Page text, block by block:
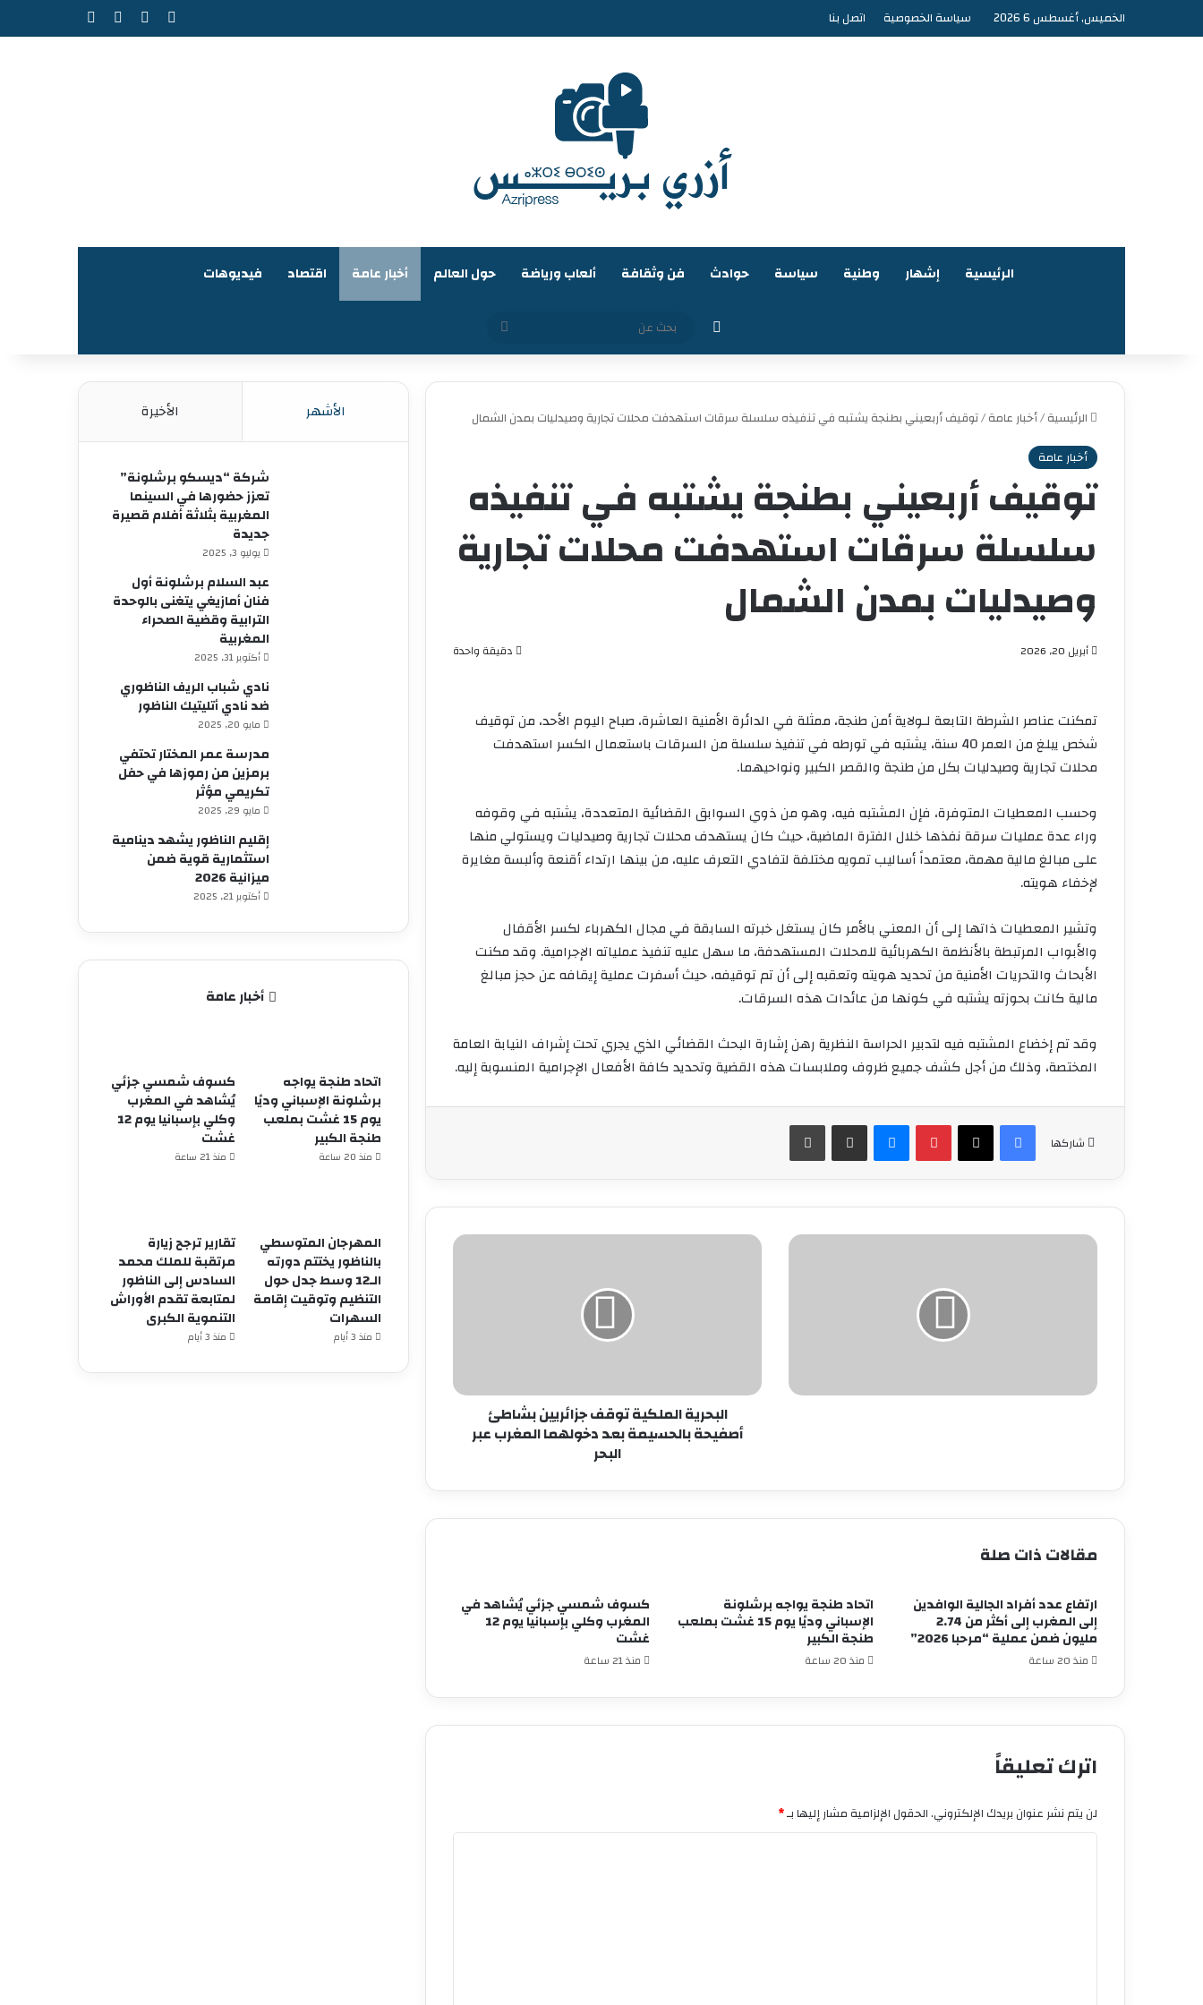
الخميس, أغسطس 6 2026 سياسة الخصوصية اتصل بنا فيسبوك ‫YouTube
الرئيسية إشهار وطنية سياسة حوادث فن وثقافة ألعاب ورياضة حول العالم أخبار عامة اقتصاد فيديوهات
الوضع المظلم
عن
الرئيسية/أخبار عامة/توقيف أربعيني بطنجة يشتبه في تنفيذه سلسلة سرقات استهدفت محلات تجارية وصيدليات بمدن الشمال
أخبار عامة
توقيف أربعيني بطنجة يشتبه في تنفيذه
سلسلة سرقات استهدفت محلات تجارية
وصيدليات بمدن الشمال
أبريل 20, 2026 دقيقة واحدة
تمكنت عناصر الشرطة التابعة لـولاية أمن طنجة، ممثلة في الدائرة الأمنية العاشرة، صباح اليوم الأحد، من توقيف
شخص يبلغ من العمر 40 سنة، يشتبه في تورطه في تنفيذ سلسلة من السرقات باستعمال الكسر استهدفت
محلات تجارية وصيدليات بكل من طنجة والقصر الكبير ونواحيهما.
وحسب المعطيات المتوفرة، فإن المشتبه فيه، وهو من ذوي السوابق القضائية المتعددة، يشتبه في وقوفه
وراء عدة عمليات سرقة نفذها خلال الفترة الماضية، حيث كان يستهدف محلات تجارية وصيدليات ويستولي منها
على مبالغ مالية مهمة، معتمداً أساليب تمويه مختلفة لتفادي التعرف عليه، من بينها ارتداء أقنعة وألبسة مغايرة
لإخفاء هويته.
وتشير المعطيات ذاتها إلى أن المعني بالأمر كان يستغل خبرته السابقة في مجال الكهرباء لكسر الأقفال
والأبواب المرتبطة بالأنظمة الكهربائية للمحلات المستهدفة، ما سهل عليه تنفيذ عملياته الإجرامية. وقد مكنت
الأبحاث والتحريات الأمنية من تحديد هويته وتعقبه إلى أن تم توقيفه، حيث أسفرت عملية إيقافه عن حجز مبالغ
مالية كانت بحوزته يشتبه في كونها من عائدات هذه السرقات.
وقد تم إخضاع المشتبه فيه لتدبير الحراسة النظرية رهن إشارة البحث القضائي الذي يجري تحت إشراف النيابة العامة
المختصة، وذلك من أجل كشف جميع ظروف وملابسات هذه القضية وتحديد كافة الأفعال الإجرامية المنسوبة إليه.
شاركها
فيسبوك
‫X بينتيريستماسنجر مشاركة عبر البريد طباعة
البحرية
دخولهما
المغربالبحرية الملكية توقف جزائريين بشاطئ
أصفيحة بالحسيمة بعد دخولهما المغرب عبر
البحر
مقالات ذات صلة
ارتفاع عدد أفراد الجالية الوافدين
إلى المغرب إلى أكثر من 2.74
مليون ضمن عملية “مرحبا 2026”
منذ 20 ساعة
اتحاد طنجة يواجه برشلونة
الإسباني وديًا يوم 15 غشت بملعب
طنجة الكبير
منذ 20 ساعة
كسوف شمسي جزئي يُشاهد في
المغرب وكلي بإسبانيا يوم 12
غشت
منذ 21 ساعة
اترك تعليقاً
لن يتم نشر عنوان بريدك الإلكتروني.الحقول الإلزامية مشار إليها بـ*
الأشهر الأخيرة
شركة “ديسكو برشلونة”
تعزز حضورها في السينما
المغربية بثلاثة أفلام قصيرة
جديدة
يوليو 3, 2025
عبد السلام برشلونة أول
فنان أمازيغي يتغنى بالوحدة
الترابية وقضية الصحراء
المغربية
أكتوبر 31, 2025
نادي شباب الريف الناظوري
ضد نادي أتليتيك الناظور
مايو 20, 2025
مدرسة عمر المختار تحتفي
برمزين من رموزها في حفل
تكريمي مؤثر
مايو 29, 2025
إقليم الناظور يشهد دينامية
استثمارية قوية ضمن
ميزانية 2026
أكتوبر 21, 2025
أخبار عامة
اتحاد طنجة يواجه
برشلونة الإسباني وديًا
يوم 15 غشت بملعب
طنجة الكبير
منذ 20 ساعة
كسوف شمسي جزئي
يُشاهد في المغرب
وكلي بإسبانيا يوم 12
غشت
منذ 21 ساعة
المهرجان المتوسطي
بالناظور يختتم دورته
الـ12 وسط جدل حول
التنظيم وتوقيت إقامة
السهرات
منذ 3 أيام
تقارير ترجح زيارة
مرتقبة للملك محمد
السادس إلى الناظور
لمتابعة تقدم الأوراش
التنموية الكبرى
منذ 3 أيام